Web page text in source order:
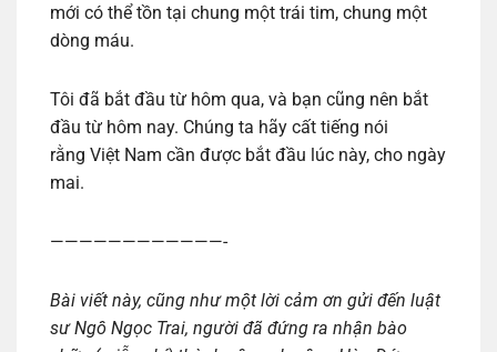
mới có thể tồn tại chung một trái tim, chung một
dòng máu.
Tôi đã bắt đầu từ hôm qua, và bạn cũng nên bắt
đầu từ hôm nay. Chúng ta hãy cất tiếng nói
rằng Việt Nam cần được bắt đầu lúc này, cho ngày
mai.
————————————-
Bài viết này, cũng như một lời cảm ơn gửi đến luật
sư Ngô Ngọc Trai, người đã đứng ra nhận bào